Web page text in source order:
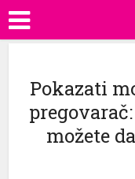
Pokazati
možete